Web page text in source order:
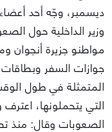
ديسمبر، وجّه أحد
وزير الداخلية حول
مواطنو جزيرة أنجوان
جوازات السفر وبطاقات
المتمثلة في طول
التي يتحملونها،
الصعوبات وقال: منذ